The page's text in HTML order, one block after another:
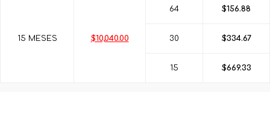
15 MESES $10,040.00
64 $156.88
30 $334.67
15 $669.33